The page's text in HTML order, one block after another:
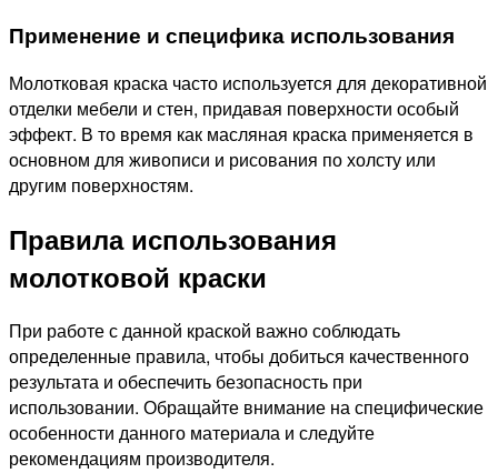
Применение и специфика использования
Молотковая краска часто используется для декоративной
отделки мебели и стен, придавая поверхности особый
эффект. В то время как масляная краска применяется в
основном для живописи и рисования по холсту или
другим поверхностям.
Правила использования
молотковой краски
При работе с данной краской важно соблюдать
определенные правила, чтобы добиться качественного
результата и обеспечить безопасность при
использовании. Обращайте внимание на специфические
особенности данного материала и следуйте
рекомендациям производителя.